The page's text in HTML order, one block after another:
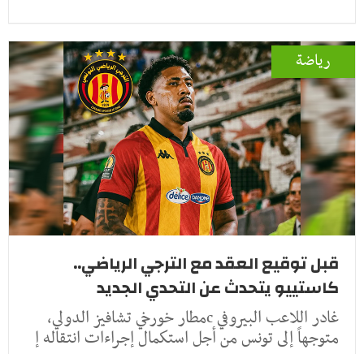
رياضة
قبل توقيع العقد مع الترجي الرياضي..
كاستييو يتحدث عن التحدي الجديد
غادر اللاعب البيروفي cمطار خورخي تشافيز الدولي،
متوجهاً إلى تونس من أجل استكمال إجراءات انتقاله إ